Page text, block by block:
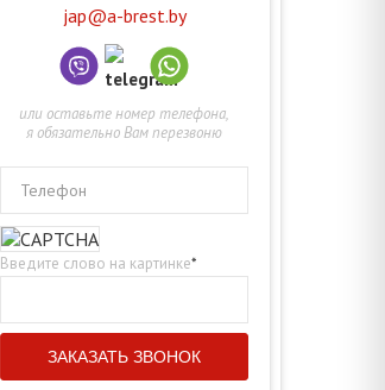
jap@a-brest.by
или оставьте номер телефона,
я обязательно Вам перезвоню
Телефон
Введите слово на картинке*